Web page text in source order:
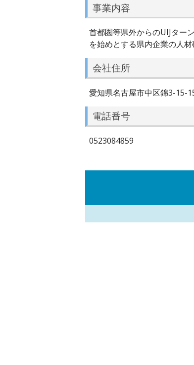
事業内容
首都圏等県外からのUIJター
を始めとする県内企業の人材
会社住所
愛知県名古屋市中区錦3-15-
電話番号
0523084859